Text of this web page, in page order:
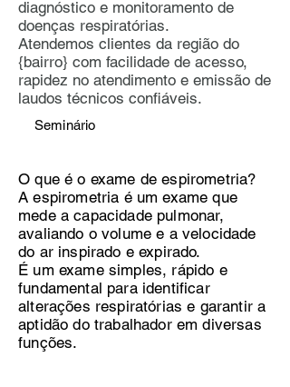
diagnóstico e monitoramento de
doenças respiratórias.
Atendemos clientes da região do
{bairro} com facilidade de acesso,
rapidez no atendimento e emissão de
laudos técnicos confiáveis.
Seminário
O que é o exame de espirometria?
A espirometria é um exame que
mede a capacidade pulmonar,
avaliando o volume e a velocidade
do ar inspirado e expirado.
É um exame simples, rápido e
fundamental para identificar
alterações respiratórias e garantir a
aptidão do trabalhador em diversas
funções.